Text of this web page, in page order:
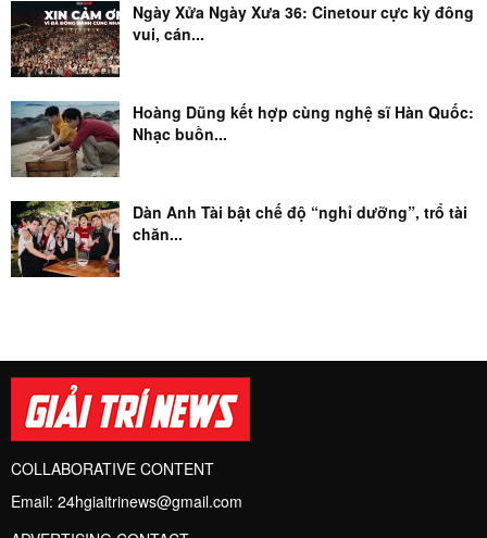
Ngày Xửa Ngày Xưa 36: Cinetour cực kỳ đông
vui, cán...
Hoàng Dũng kết hợp cùng nghệ sĩ Hàn Quốc:
Nhạc buồn...
Dàn Anh Tài bật chế độ “nghỉ dưỡng”, trổ tài
chăn...
COLLABORATIVE CONTENT
Email: 24hgiaitrinews@gmail.com